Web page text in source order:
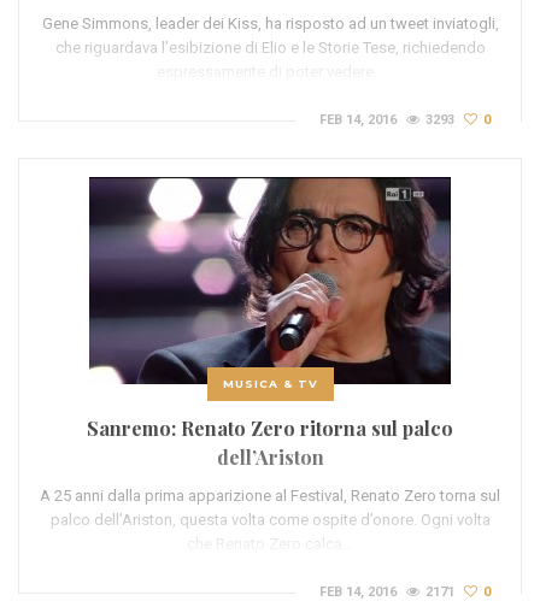
Gene Simmons, leader dei Kiss, ha risposto ad un tweet inviatogli,
che riguardava l’esibizione di Elio e le Storie Tese, richiedendo
espressamente di poter vedere…
FEB 14, 2016 3293 0
MUSICA & TV
Sanremo: Renato Zero ritorna sul palco
dell’Ariston
A 25 anni dalla prima apparizione al Festival, Renato Zero torna sul
palco dell’Ariston, questa volta come ospite d’onore. Ogni volta
che Renato Zero calca…
FEB 14, 2016 2171 0